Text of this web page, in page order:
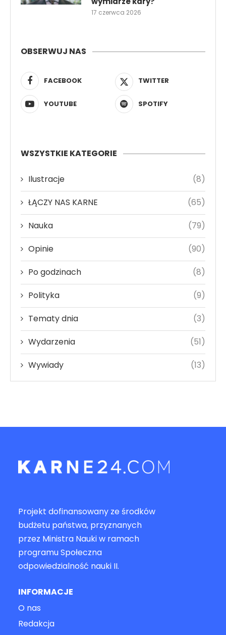
17 czerwca 2026
OBSERWUJ NAS
FACEBOOK TWITTER
YOUTUBE SPOTIFY
WSZYSTKIE KATEGORIE
Ilustracje
(8)
ŁĄCZY NAS KARNE
(65)
Nauka
(79)
Opinie
(90)
Po godzinach
(8)
Polityka
(9)
Tematy dnia
(3)
Wydarzenia
(51)
Wywiady
(13)
Projekt dofinansowany ze środków
budżetu państwa, przyznanych
przez Ministra Nauki w ramach
programu Społeczna
odpowiedzialność nauki II.
INFORMACJE
O nas
Redakcja